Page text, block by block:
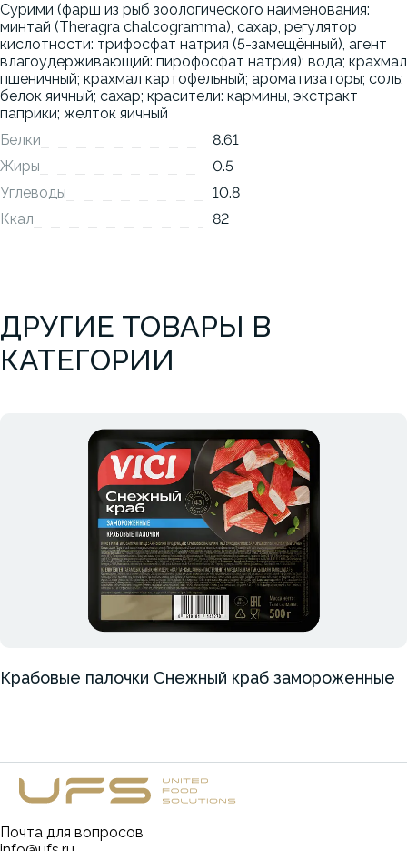
Сурими (фарш из рыб зоологического наименования:
минтай (Theragra chalcogramma), сахар, регулятор
кислотности: трифосфат натрия (5-замещённый), агент
влагоудерживающий: пирофосфат натрия); вода; крахмал
пшеничный; крахмал картофельный; ароматизаторы; соль;
белок яичный; сахар; красители: кармины, экстракт
паприки; желток яичный
Белки
8.61
Жиры
0.5
Углеводы
10.8
Ккал
82
ДРУГИЕ ТОВАРЫ В
КАТЕГОРИИ
Крабовые палочки Снежный краб замороженные
Почта для вопросов